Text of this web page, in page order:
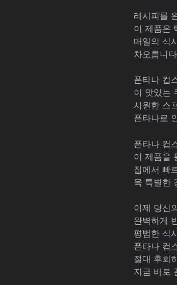
레시피를
이 제품은
매일의 식
차오릅니
폰타나 컵
이 맛있는
시원한 스
폰타나로
폰타나 컵
이 제품을
집에서 빠
욱 특별한
이제 당신
완벽하게
평범한 식
폰타나 컵
절대 후회
지금 바로